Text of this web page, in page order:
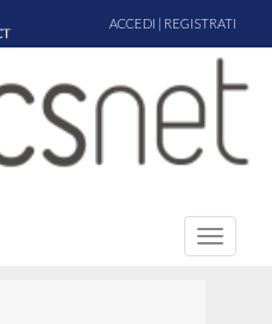
ACCEDI | REGISTRATI